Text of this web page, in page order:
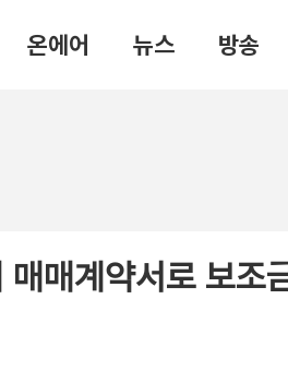
온에어 뉴스 방송
매계약서로 보조